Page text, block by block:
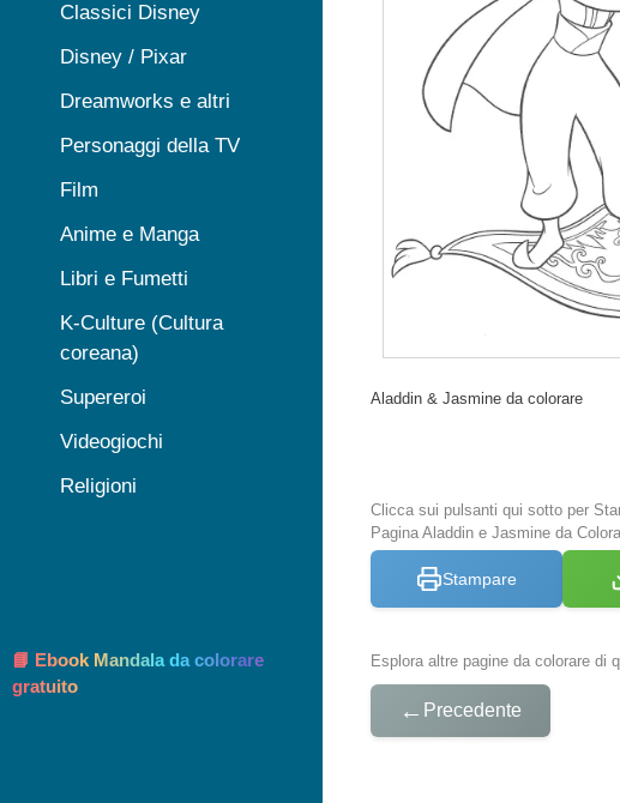
Aladdin & Jasmine da colorare
Clicca sui pulsanti qui sotto per
Pagina Aladdin e Jasmine da
Stampare
Esplora altre pagine da colorare di
← Precedente
Classici Disney
Disney / Pixar
Dreamworks e altri
Personaggi della TV
Film
Anime e Manga
Libri e Fumetti
K-Culture (Cultura
coreana)
Supereroi
Videogiochi
Religioni
📘 Ebook Mandala da colorare
gratuito